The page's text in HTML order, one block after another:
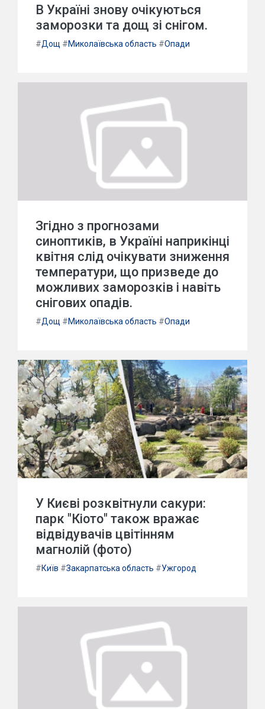
В Україні знову очікуються
заморозки та дощ зі снігом.
#Дощ #Миколаївська область #Опади
Згідно з прогнозами
синоптиків, в Україні наприкінці
квітня слід очікувати зниження
температури, що призведе до
можливих заморозків і навіть
снігових опадів.
#Дощ #Миколаївська область #Опади
У Києві розквітнули сакури:
парк "Кіото" також вражає
відвідувачів цвітінням
магнолій (фото)
#Київ #Закарпатська область #Ужгород